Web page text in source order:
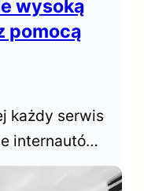
wysoką
pomocą
każdy serwis
internautów,
do